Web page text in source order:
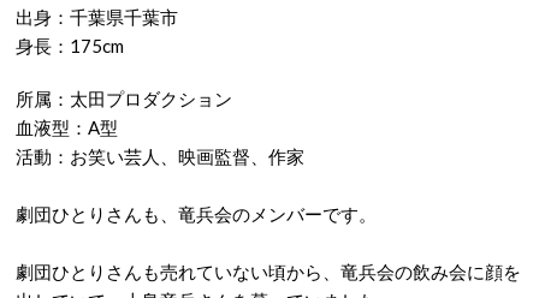
出身：千葉県千葉市
身長：175cm
所属：太田プロダクション
血液型：A型
活動：お笑い芸人、映画監督、作家
劇団ひとりさんも、竜兵会のメンバーです。
劇団ひとりさんも売れていない頃から、竜兵会の飲み会に顔を